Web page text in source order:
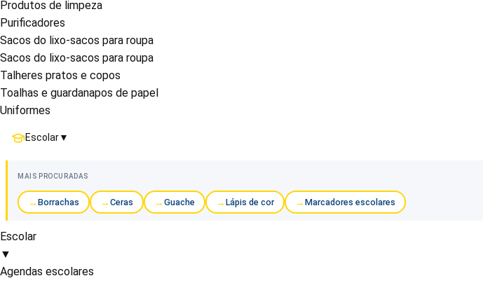
Produtos de limpeza
Purificadores
Sacos do lixo-sacos para roupa
Sacos do lixo-sacos para roupa
Talheres pratos e copos
Toalhas e guardanapos de papel
Uniformes
Escolar▼
MAIS PROCURADAS
Borrachas Ceras Guache Lápis de cor Marcadores escolares
Escolar
▼
Agendas escolares